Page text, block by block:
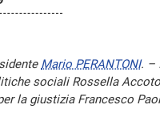
Mario PERANTONI. –
sociali Rossella
la giustizia Francesco